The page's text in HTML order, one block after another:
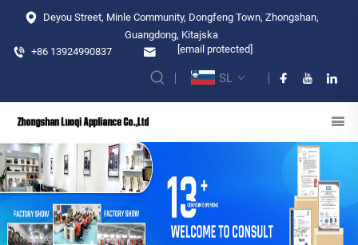
Deyou Street, Minle Community, Dongfeng Town, Zhongshan,
Guangdong, Kitajska
+86 13924990837
[email protected]
SL